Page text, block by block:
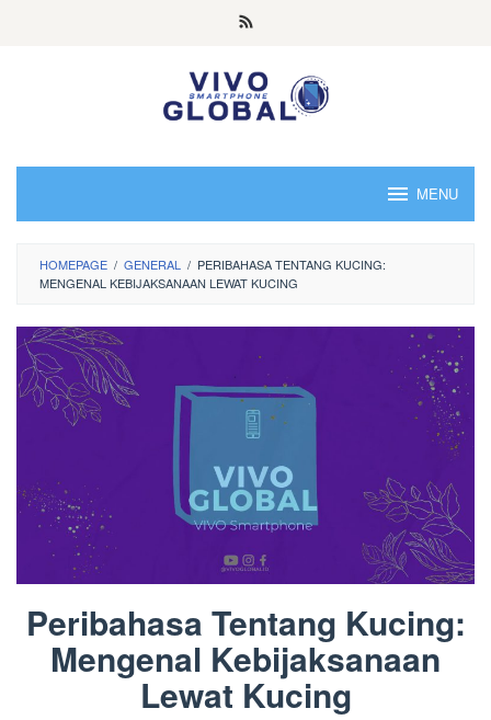
MENU
HOMEPAGE / GENERAL / PERIBAHASA TENTANG KUCING:
MENGENAL KEBIJAKSANAAN LEWAT KUCING
Peribahasa Tentang Kucing:
Mengenal Kebijaksanaan
Lewat Kucing